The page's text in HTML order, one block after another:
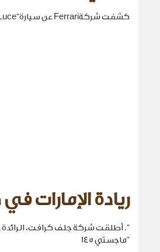
كشفت شركةFerrari عن سيارة“Luce”، أول سيارة كهربائية بالكامل في تاريخها.
ريادة الإمارات
". أطلقت شركة جلف كرافت، الرائدة
"ماجستي 145